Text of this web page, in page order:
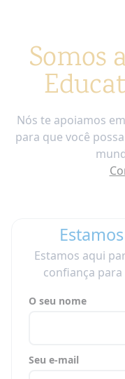
Somos
Nós te apoiamos
para que você
Estamos aqui
confiança
O seu nome
Seu e-mail